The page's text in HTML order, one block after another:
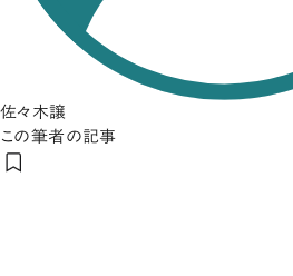
佐々木譲
この筆者の記事